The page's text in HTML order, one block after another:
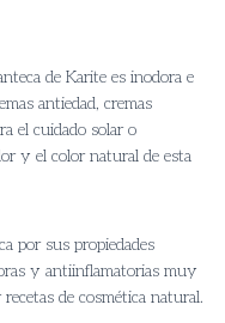
de Karite es inodora e
antiedad, cremas
el cuidado solar o
y el color natural de esta
por sus propiedades
y antiinflamatorias muy
de cosmética natural.